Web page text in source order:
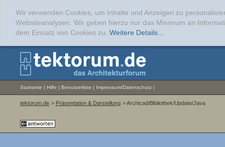
Wir verwenden Cookies, um Inhalte und Anzeigen zu
Websiteanalysen. Wir geben hierzu nur das Minimum an
dem Einsatz von Cookies zu. Weitere Details...
Startseite | Hilfe | Benutzerliste | Impressum/Datenschutz |
tektorum.de > Präsentation & Darstellung > Archicad/Bibliothek/Update/Java